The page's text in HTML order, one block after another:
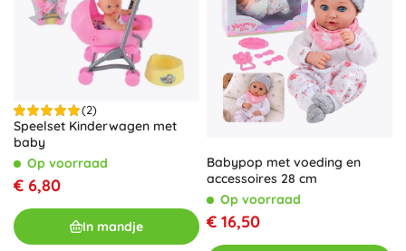
(2)
Speelset Kinderwagen met
baby
Op voorraad
€ 6,80
In mandje
Babypop met voeding en
accessoires 28 cm
Op voorraad
€ 16,50